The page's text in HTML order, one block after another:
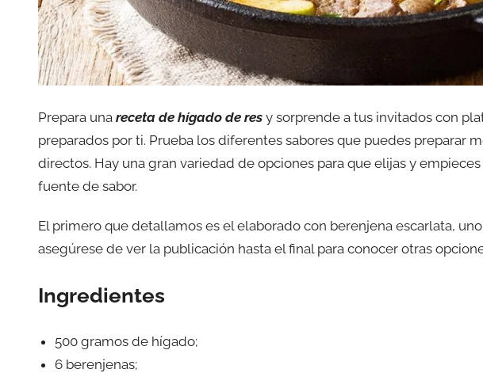
Prepara una receta de hígado de res y sorprende a tus invitados con
preparados por ti. Prueba los diferentes sabores que puedes preparar
directos. Hay una gran variedad de opciones para que elijas y
fuente de sabor.
El primero que detallamos es el elaborado con berenjena escarlata,
asegúrese de ver la publicación hasta el final para conocer otras
Ingredientes
500 gramos de hígado;
6 berenjenas;